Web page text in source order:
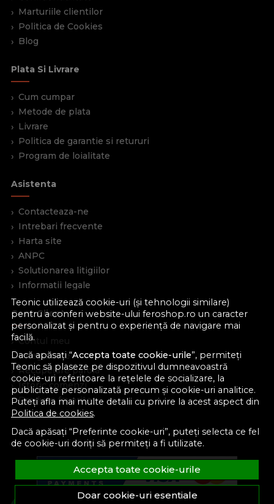
Teonic utilizează cookie-uri (și tehnologii similare)
pentru a conferi website-ului feroshop.ro un caracter
personalizat și pentru o experiență de navigare mai
facilă.
Dacă apăsați “Accepta toate cookie-urile”, permiteți
Teonic să plaseze pe dispozitivul dumneavoastră
cookie-uri referitoare la rețelele de socializare, la
publicitate personalizată precum și cookie-uri analitice.
Puteți afla mai multe detalii cu privire la acest aspect din
Politica de cookies.
Dacă apăsați “Preferinte cookie-uri”, puteți selecta ce fel
de cookie-uri doriți să permiteți a fi utilizate.
Accepta toate cookie-urile
Doar cookie-uri esentiale
Marturiile clientilor
Politica de Cookies
Blog
Plata Si Livrare
Cum cumpar
Metode de plata
Livrare
Politica de garantie si retururi
Program de loialitate
Asistenta
Contacteaza-ne
Intrebari frecvente
Harta site
ANPC
Solutionarea litigiilor
Informatii legale
Cont Client
Contul meu
Inregistrare
Recuperare parola
Istoric comenzi
Produse favorite
Devino partener